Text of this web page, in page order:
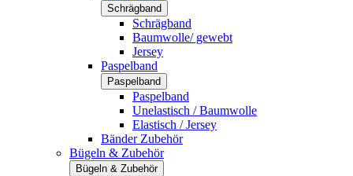
Schrägband
Schrägband
Baumwolle/ gewebt
Jersey
Paspelband
Paspelband
Paspelband
Unelastisch / Baumwolle
Elastisch / Jersey
Bänder Zubehör
Bügeln & Zubehör
Bügeln & Zubehör